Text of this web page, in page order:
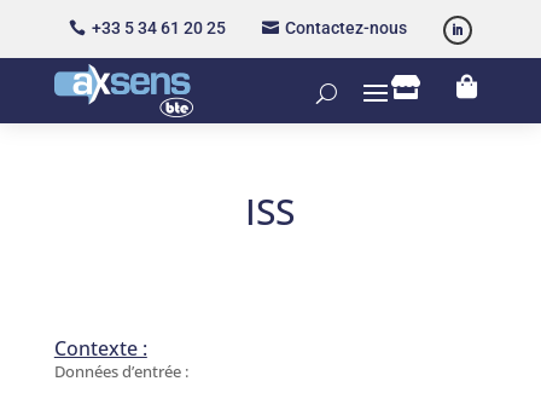
 +33 5 34 61 20 25  Contactez-nous
 
ISS
Contexte :
Données d’entrée :